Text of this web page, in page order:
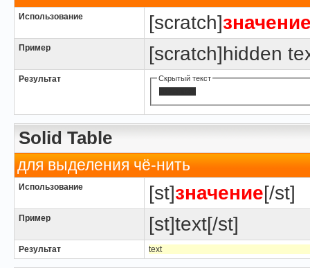
Использование [scratch]
Пример [scratch]hidden
Результат
Скрытый текст
Solid Table
для выделения чё-нить
Использование [st]значение[/st]
Пример [st]text[/st]
Результат text